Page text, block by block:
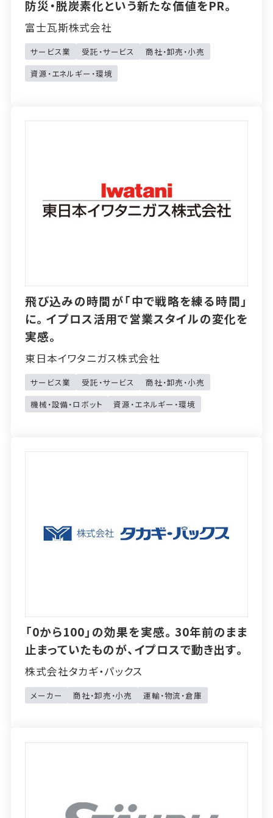
防災・脱炭素化という新たな価値をPR。
富士瓦斯株式会社
サービス業 受託・サービス
商社・卸売・小売
資源・エネルギー・環境
飛び込みの時間が「中で戦略を練る時間」
に。イプロス活用で営業スタイルの変化を
実感。
東日本イワタニガス株式会社
サービス業 受託・サービス
商社・卸売・小売
機械・設備・ロボット
資源・エネルギー・環境
「0から100」の効果を実感。30年前のまま
止まっていたものが、イプロスで動き出す。
株式会社タカギ・パックス
メーカー 商社・卸売・小売 運輸・物流・倉庫